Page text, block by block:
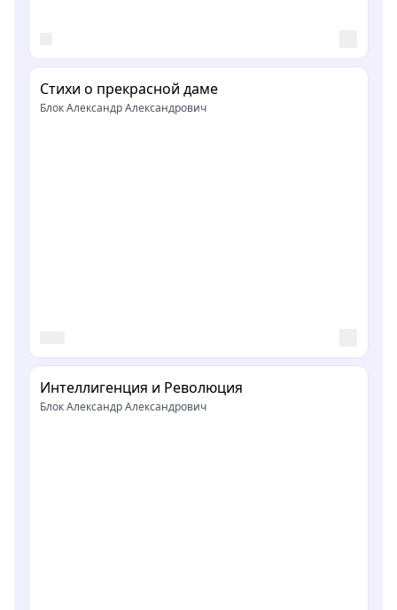
Стихи о прекрасной даме
Блок Александр Александрович
Интеллигенция и Революция
Блок Александр Александрович